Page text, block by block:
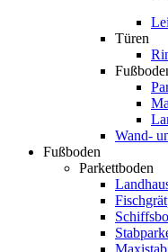
Türen
Wand-
Fußboden
Parkettboden
Maxistab